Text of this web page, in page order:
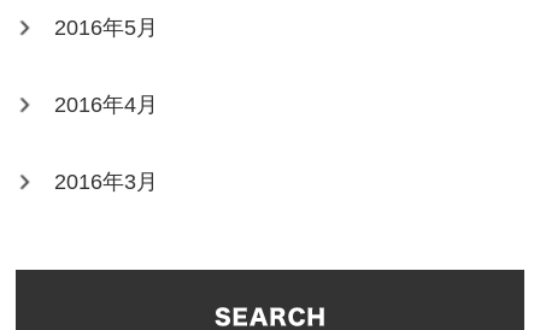
2016年5月
2016年4月
2016年3月